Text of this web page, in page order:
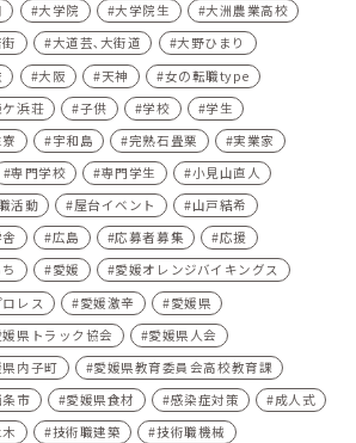
大学院 大学院生
大洲農業高校
大道芸､大街道
大野ひまり
大阪 天神
女の転職type
ケ浜荘 子供 学校
学生
宇和島 完熟石畳栗
実業家
専門学校 専門学生
小見山直人
活動 屋台イベント
山戸結希
広島 応募者募集
応援
愛媛
愛媛オレンジバイキングス
レス 愛媛激辛
愛媛県
媛県トラック協会
愛媛県人会
県内子町
愛媛県教育委員会高校教育課
市 愛媛県食材 感染症対策
成人式
技術職建築
技術職機械